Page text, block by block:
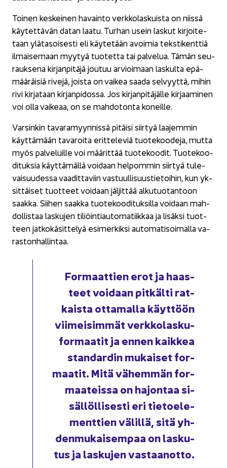
Toi­nen kes­kei­nen ha­vain­to verk­ko­las­kuis­ta on niis­sä
käy­tet­tä­vän datan laatu. Tur­han usein las­kut kir­joi­te­
taan ylä­ta­soi­ses­ti eli käy­te­tään avoi­mia teks­ti­kent­tiä
il­mai­se­maan myy­tyä tuo­tet­ta tai pal­ve­lua. Tämän seu­
rauk­se­na kir­jan­pi­tä­jä jou­tuu ar­vioi­maan las­kul­ta epä­
mää­räi­siä ri­ve­jä, jois­ta on vai­kea saada sel­vyyt­tä, mihin
rivi kir­ja­taan kir­jan­pi­dos­sa. Jos kir­jan­pi­tä­jäl­le kir­jaa­mi­nen
voi olla vai­ke­aa, on se mah­do­ton­ta ko­neil­le.
Var­sin­kin ta­va­ra­myyn­nis­sä pi­täi­si siir­tyä laa­jem­min
käyt­tä­mään ta­va­roi­ta erit­te­le­viä tuo­te­koo­de­ja, mutta
myös pal­ve­luil­le voi mää­rit­tää tuo­te­koo­dit. Tuo­te­koo­
di­tuk­sia käyt­tä­mäl­lä voi­daan hel­pom­min siir­tyä tu­le­
vai­suu­des­sa vaa­dit­ta­viin vas­tuul­li­suus­tie­toi­hin, kun yk­
sit­täi­set tuot­teet voi­daan jäl­jit­tää al­ku­tuo­tan­toon
saak­ka. Sii­hen saak­ka tuo­te­koo­di­tuk­sil­la voi­daan mah­
dol­lis­taa las­ku­jen ti­liöin­ti­au­to­ma­tiik­kaa ja li­säk­si tuot­
teen jat­ko­kä­sit­te­lyä esi­mer­kik­si au­to­ma­ti­soi­mal­la va­
ras­ton­hal­lin­taa.
For­maat­tien erot ja haas­
teet voi­daan pit­käl­ti rat­
kais­ta ot­ta­mal­la käyt­töön
vii­mei­sim­mät verk­ko­las­ku­
for­maa­tit ja ennen kaik­kea
stan­dar­din mu­kai­set for­
maa­tit. Mitä vä­hem­män for­
maa­teis­sa on ha­jon­taa si­
säl­löl­li­ses­ti eri tie­toe­le­
ment­tien vä­lil­lä, sitä yh­
den­mu­kai­sem­paa on las­ku­
tus ja las­ku­jen vas­taan­ot­to.